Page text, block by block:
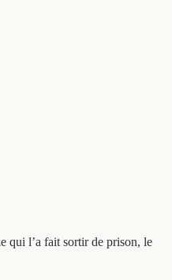
qui l’a fait sortir de prison, le